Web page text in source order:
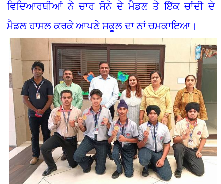
ਵਿਦਿਆਰਥੀਆਂ ਨੇ ਚਾਰ ਸੋਨੇ ਦੇ ਮੈਡਲ ਤੇ ਇੱਕ ਚਾਂਦੀ ਦੇ
ਮੈਡਲ ਹਾਸਲ ਕਰਕੇ ਆਪਣੇ ਸਕੂਲ ਦਾ ਨਾਂ ਚਮਕਾਇਆ।